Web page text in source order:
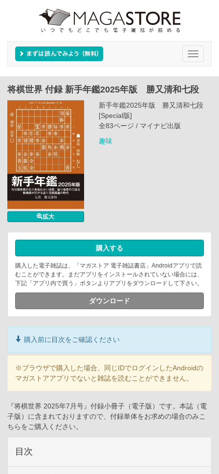
Toggle
将棋世界 付録 新手年鑑2025年版 勝又清和七段
拡大
新手年鑑2025年版 勝又清和七段
[Special版]
全83ページ / マイナビ出版
趣味
購入する
購入した電子雑誌は、「マガストア 電子雑誌書店」Androidアプリで読
むことができます。まだアプリをインストールされていない場合には、
下記「アプリ内で買う」ボタンよりアプリをダウンロードして下さい。
ダウンロード
購入前に目次をご確認ください
※ブラウザで購入した場合、同じIDでログインしたAndroidの
マガストアアプリでないと雑誌を読むことができません。
『将棋世界 2025年7月号』付録小冊子（電子版）です。本誌（電
子版）に含まれておりますので、付録単体をお求めの場合のみこ
ちらをご購入ください。
目次